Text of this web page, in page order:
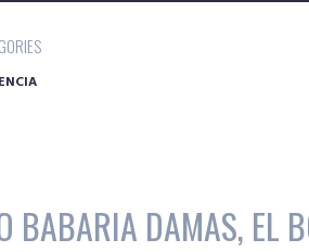
BABARIA DAMAS, EL